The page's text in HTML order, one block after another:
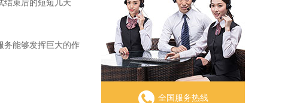
束后的短短几天
能够发挥巨大的作
全国服务热线